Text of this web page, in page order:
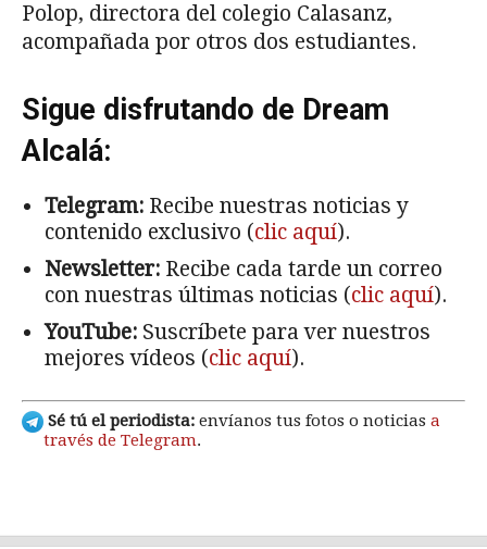
Polop, directora del colegio Calasanz,
acompañada por otros dos estudiantes.
Sigue disfrutando de Dream
Alcalá:
Telegram: Recibe nuestras noticias y
contenido exclusivo (clic aquí).
Newsletter: Recibe cada tarde un correo
con nuestras últimas noticias (clic aquí).
YouTube: Suscríbete para ver nuestros
mejores vídeos (clic aquí).
Sé tú el periodista: envíanos tus fotos o noticias a
través de Telegram.